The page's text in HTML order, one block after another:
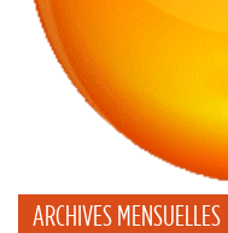
ARCHIVES MENSUELLES